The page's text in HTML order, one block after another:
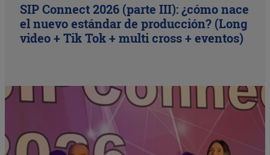
SIP Connect 2026 (parte III): ¿cómo nace
el nuevo estándar de producción? (Long
video + Tik Tok + multi cross + eventos)